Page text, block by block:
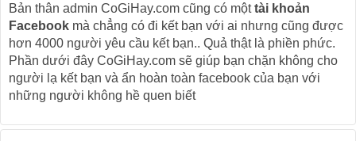
Bản thân admin CoGiHay.com cũng có mộttài khoản
Facebook mà chẳng có đi kết bạn với ai nhưng cũng được
hơn 4000 người yêu cầu kết bạn.. Quả thật là phiền phức.
Phần dưới đây CoGiHay.com sẽ giúp bạn chặn không cho
người lạ kết bạn và ẩn hoàn toàn facebook của bạn với
những người không hề quen biết